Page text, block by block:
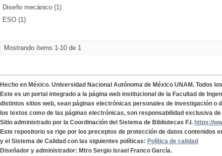
Diseño mecánico (1)
ESO (1)
Mostrando ítems 1-10 de 1
Hecho en México. Universidad Nacional Autónoma de México UNAM. Todos
Este es un portal integrado a la página web institucional de la Facultad de
distintos sitios web, sean páginas electrónicas personales de investigación o
los textos como de las páginas electrónicas, son responsabilidad exclusiva
Sitio administrado por la Coordinación del Sistema de Bibliotecas F.I. https://
Este repositorio se rige por los preceptos de protección de datos contenidos
y el Sistema de Calidad con las siguientes políticas: Política de calidad
Diseñador y administrador: Mtro Sergio Israel Franco García.